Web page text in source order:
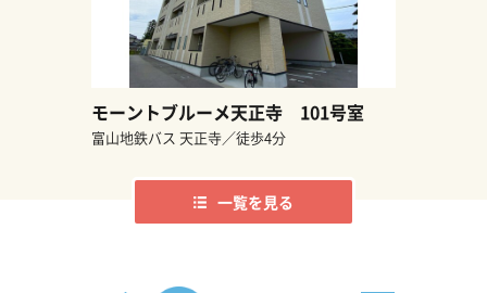
モーントブルーメ天正寺 101号室
富山地鉄バス 天正寺／徒歩4分
一覧を見る